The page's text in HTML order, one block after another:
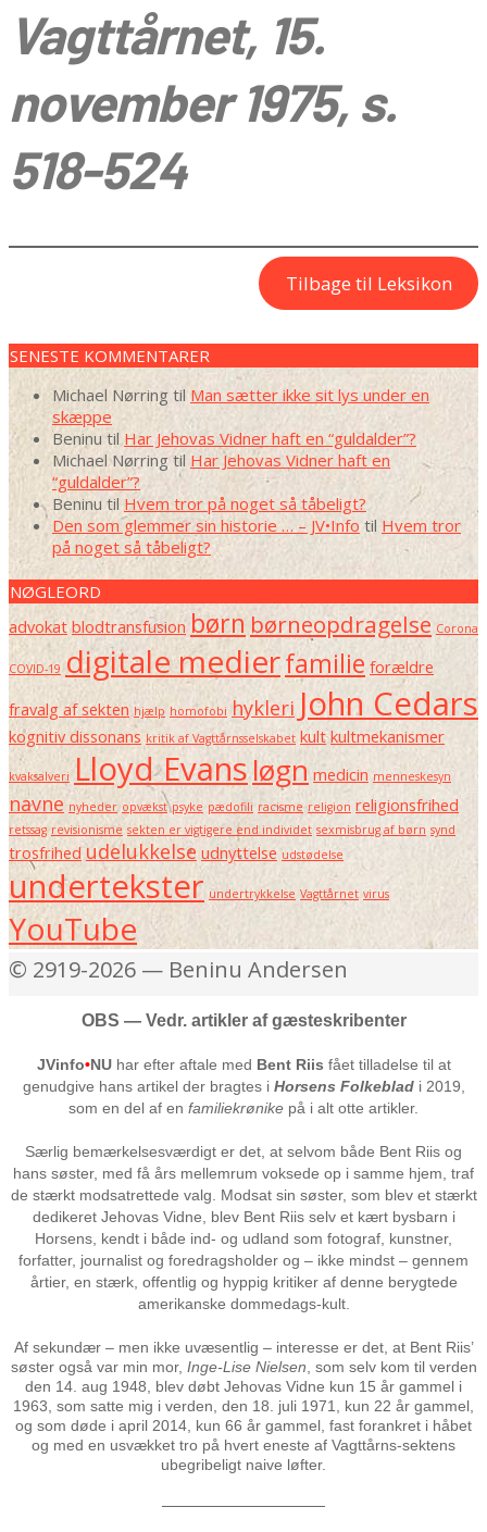
Vagttårnet, 15.
november 1975, s.
518-524
Tilbage til Leksikon
2022-
06-
SENESTE KOMMENTARER
Michael Nørring til Man sætter ikke sit lys under en
skæppe
Beninu til Har Jehovas Vidner haft en “guldalder”?
Michael Nørring til Har Jehovas Vidner haft en
“guldalder”?
Beninu til Hvem tror på noget så tåbeligt?
Den som glemmer sin historie … – JV•Info til Hvem tror
på noget så tåbeligt?
NØGLEORD
advokat blodtransfusion børn børneopdragelse Corona
COVID-19 digitale medierfamilie forældre
fravalg af sekten hjælp homofobi hykleri John Cedars
kognitiv dissonans kritik af Vagttårnsselskabet kult kultmekanismer
kvaksalveri Lloyd Evansløgn medicin menneskesyn
navne nyheder opvækst psyke pædofili racisme religion religionsfrihed
retssag revisionisme sekten er vigtigere end individet sexmisbrug af børn synd
trosfrihed udelukkelse udnyttelse udstødelse
undertekster undertrykkelse Vagttårnet virus
YouTube
© 2919-2026 — Beninu Andersen
OBS — Vedr. artikler af gæsteskribenter
JVinfo•NUhar efter aftale med Bent Riis fået tilladelse til at
genudgive hans artikel der bragtes i Horsens Folkeblad i 2019,
som en del af en familiekrønike på i alt otte artikler.
Særlig bemærkelsesværdigt er det, at selvom både Bent Riis og
hans søster, med få års mellemrum voksede op i samme hjem, traf
de stærkt modsatrettede valg. Modsat sin søster, som blev et stærkt
dedikeret Jehovas Vidne, blev Bent Riis selv et kært bysbarn i
Horsens, kendt i både ind- og udland som fotograf, kunstner,
forfatter, journalist og foredragsholder og – ikke mindst – gennem
årtier, en stærk, offentlig og hyppig kritiker af denne berygtede
amerikanske dommedags-kult.
Af sekundær – men ikke uvæsentlig – interesse er det, at Bent Riis’
søster også var min mor, Inge-Lise Nielsen , som selv kom til verden
den 14. aug 1948, blev døbt Jehovas Vidne kun 15 år gammel i
1963, som satte mig i verden, den 18. juli 1971, kun 22 år gammel,
og som døde i april 2014, kun 66 år gammel, fast forankret i håbet
og med en usvækket tro på hvert eneste af Vagttårns-sektens
ubegribeligt naive løfter.
───────────────